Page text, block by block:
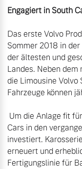
Engagiert in South
Das erste Volvo
Sommer 2018 in
der ältesten und
Landes. Neben
die Limousine
Fahrzeuge können
Cars in den
investiert.
erneuert und
Fertigungslinie für